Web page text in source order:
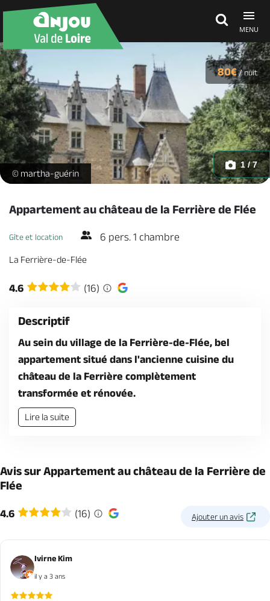
MENU
Découvrir
À voir, à faire
Agenda
Séjours, cadeaux
Brochures & Cartes Offices de tourisme Comment venir ? Ecrivez-nous
appartement-au-château-la-ferrière-de-flée-49-hlo-photo1 -
© martha-guérin
1 / 7
80€/nuit
Appartement au château de la Ferrière de Flée
Gîte et location 6 pers. 1 chambre
La Ferrière-de-Flée
4.6 (16)
Descriptif
Au sein du village de la Ferrière-de-Flée, bel
appartement situé dans l'ancienne cuisine du
château de la Ferrière complètement
transformée et rénovée.
Lire la suite
Avis sur Appartement au château de la Ferrière de
Flée
4.6 (16) Ajouter un avis
Ivirne Kim
il y a 3 ans